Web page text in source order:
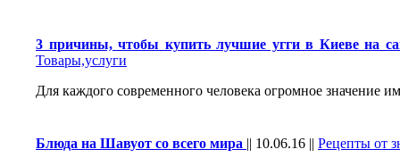
3 причины, чтобы купить лучшие угги в Киеве на
Товары,услуги
Для каждого современного человека огромное значение
Блюда на Шавуот со всего мира || 10.06.16 || Рецепты от